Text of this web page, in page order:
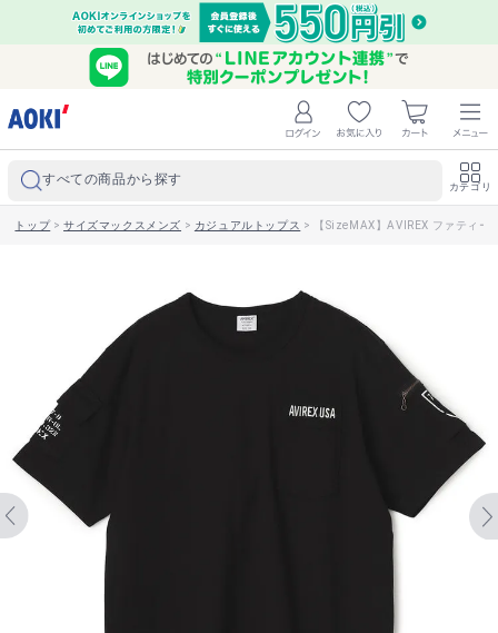
すべての商品から探す カテゴリ
トップ>サイズマックスメンズ > カジュアルトップス > 【SizeMAX】AVIREX ファティー